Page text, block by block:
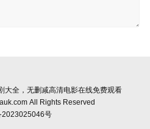
大全，无删减高清电影在线免费观看
All Rights Reserved
2023025046号